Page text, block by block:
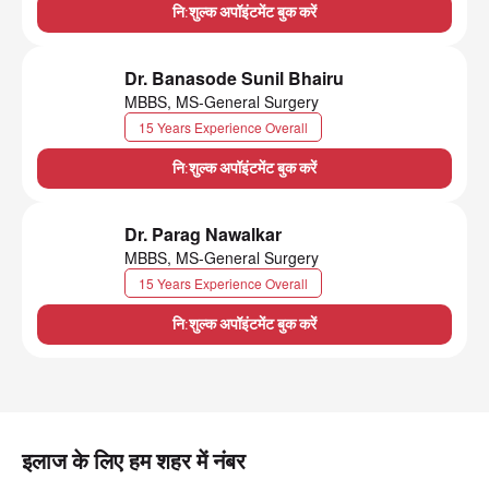
नि:शुल्क अपॉइंटमेंट बुक करें
Dr. Banasode Sunil Bhairu
MBBS, MS-General Surgery
15 Years Experience Overall
नि:शुल्क अपॉइंटमेंट बुक करें
Dr. Parag Nawalkar
MBBS, MS-General Surgery
15 Years Experience Overall
नि:शुल्क अपॉइंटमेंट बुक करें
इलाज के लिए हम शहर में नंबर